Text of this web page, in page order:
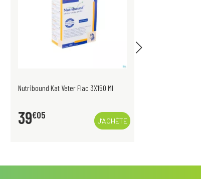
Nutribound Kat Veter Flac 3X150 Ml
39€05
J’ACHÈTE